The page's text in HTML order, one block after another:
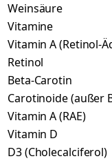
Weinsäure
Vitamine
Vitamin A (Retinol-
Retinol
Beta-Carotin
Carotinoide (außer
Vitamin A (RAE)
Vitamin D
D3 (Cholecalciferol)